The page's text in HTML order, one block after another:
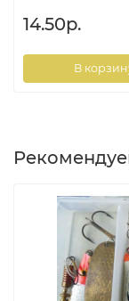
14.50р.
В